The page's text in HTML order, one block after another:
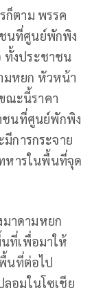
ก็ตาม พรรค
นที่ศูนย์พักพิง
ทั้งประชาชน
มหยก หัวหน้า
ณะนี้ราคา
ชนที่ศูนย์พักพิง
การกระจาย
หารในพื้นที่จุด
าดามหยก
ที่เพื่อมาให้
นที่ต่อไป
ลอมในโซเชีย